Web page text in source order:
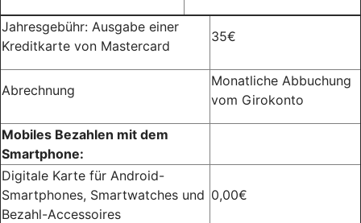
Jahresgebühr: Ausgabe einer
Kreditkarte von Mastercard
35€
Abrechnung
Monatliche Abbuchung
vom Girokonto
Mobiles Bezahlen mit dem
Smartphone:
Digitale Karte für Android-
Smartphones, Smartwatches und
Bezahl-Accessoires
0,00€